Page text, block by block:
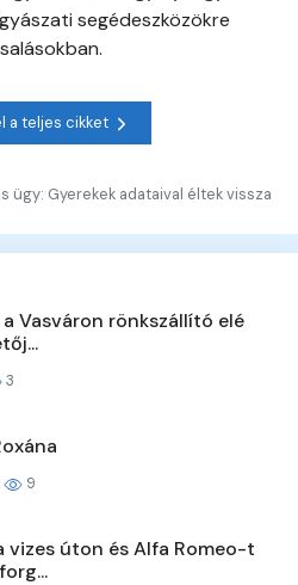
segédeszközökre
a teljes cikket
ügy: Gyerekek adataival éltek vissza
Vasváron rönkszállító elé
3
9
vizes úton és Alfa Romeo-t